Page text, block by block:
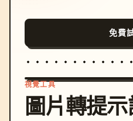
免費
視覺工具
圖片轉提